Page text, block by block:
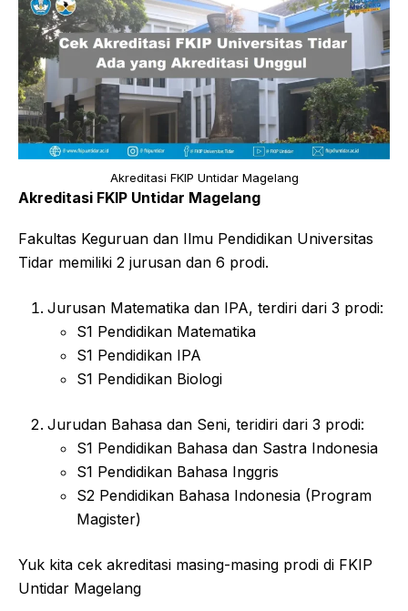
Akreditasi FKIP Untidar Magelang
Akreditasi FKIP Untidar Magelang
Fakultas Keguruan dan Ilmu Pendidikan Universitas
Tidar memiliki 2 jurusan dan 6 prodi.
Jurusan Matematika dan IPA, terdiri dari 3 prodi:
S1 Pendidikan Matematika
S1 Pendidikan IPA
S1 Pendidikan Biologi
Jurudan Bahasa dan Seni, teridiri dari 3 prodi:
S1 Pendidikan Bahasa dan Sastra Indonesia
S1 Pendidikan Bahasa Inggris
S2 Pendidikan Bahasa Indonesia (Program
Magister)
Yuk kita cek akreditasi masing-masing prodi di FKIP
Untidar Magelang